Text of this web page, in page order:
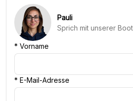
Pauli
Sprich mit unserer
* Vorname
* E-Mail-Adresse